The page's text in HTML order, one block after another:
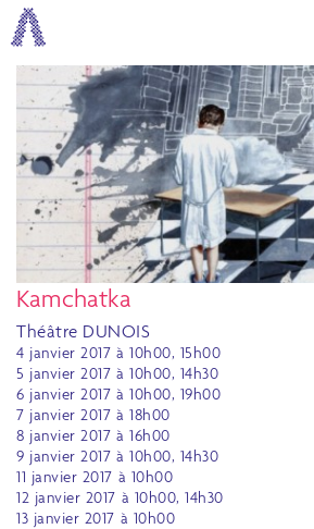
Kamchatka
Théâtre DUNOIS
4 janvier 2017 à 10h00, 15h00
5 janvier 2017 à 10h00, 14h30
6 janvier 2017 à 10h00, 19h00
7 janvier 2017 à 18h00
8 janvier 2017 à 16h00
9 janvier 2017 à 10h00, 14h30
11 janvier 2017 à 10h00
12 janvier 2017 à 10h00, 14h30
13 janvier 2017 à 10h00